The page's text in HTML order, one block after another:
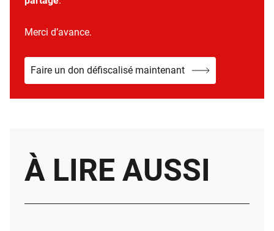
Merci d’avance.
Faire un don défiscalisé maintenant
À LIRE AUSSI